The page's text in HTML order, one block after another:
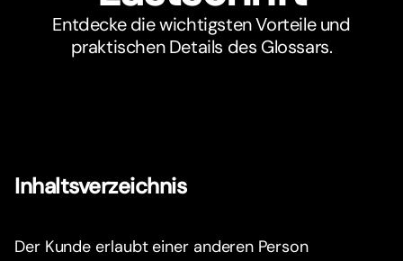
Entdecke die wichtigsten Vorteile und
praktischen Details des Glossars.
Inhaltsverzeichnis
Der Kunde erlaubt einer anderen Person